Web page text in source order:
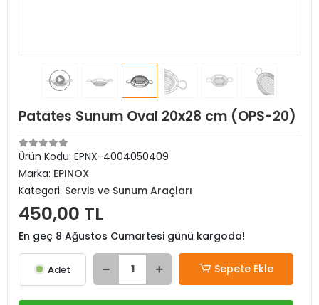
Patates Sunum Oval 20x28 cm (OPS-20)
Ürün Kodu: EPNX-4004050409
Marka: EPINOX
Kategori: Servis ve Sunum Araçları
450,00 TL
En geç 8 Ağustos Cumartesi günü kargoda!
Adet Sepete Ekle